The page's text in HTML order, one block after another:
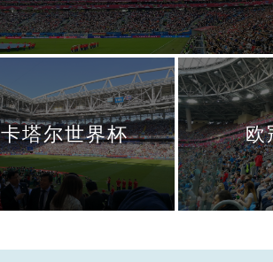
卡塔尔世界杯 欧